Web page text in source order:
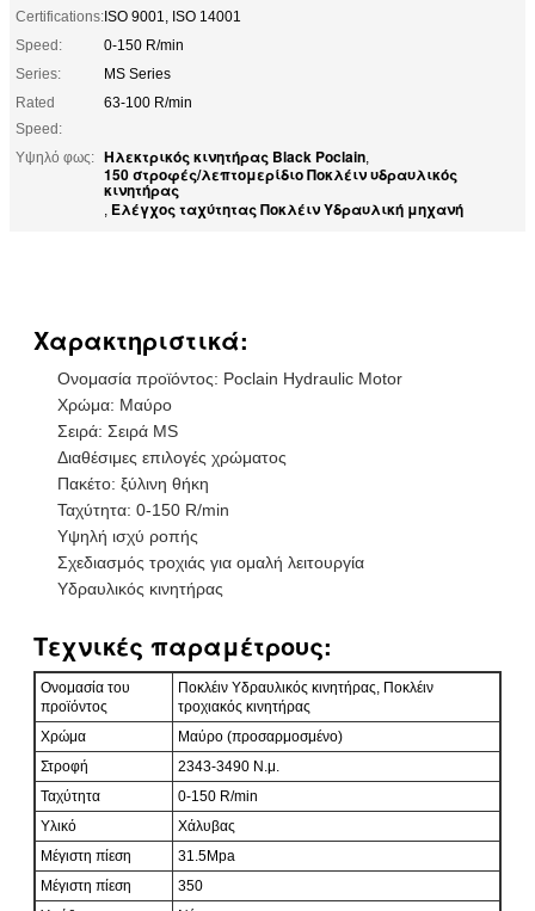
Certifications:ISO 9001, ISO 14001
Speed:
0-150 R/min
Series:
MS Series
Rated
Speed:
63-100 R/min
Υψηλό φως: Ηλεκτρικός κινητήρας Black Poclain,
150 στροφές/λεπτομερίδιο Ποκλέιν υδραυλικός
κινητήρας
, Ελέγχος ταχύτητας Ποκλέιν Υδραυλική μηχανή
Χαρακτηριστικά:
Ονομασία προϊόντος: Poclain Hydraulic Motor
Χρώμα: Μαύρο
Σειρά: Σειρά MS
Διαθέσιμες επιλογές χρώματος
Πακέτο: ξύλινη θήκη
Ταχύτητα: 0-150 R/min
Υψηλή ισχύ ροπής
Σχεδιασμός τροχιάς για ομαλή λειτουργία
Υδραυλικός κινητήρας
Τεχνικές παραμέτρους:
Ονομασία του
προϊόντος
Ποκλέιν Υδραυλικός κινητήρας, Ποκλέιν
τροχιακός κινητήρας
Χρώμα
Μαύρο (προσαρμοσμένο)
Στροφή
2343-3490 Ν.μ.
Ταχύτητα
0-150 R/min
Υλικό
Χάλυβας
Μέγιστη πίεση
31.5Mpa
Μέγιστη πίεση
350